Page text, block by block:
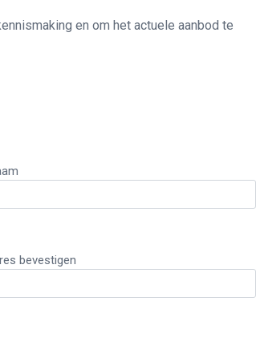
en om het actuele aanbod te
bevestigen